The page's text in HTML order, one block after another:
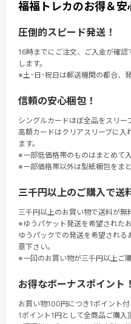
福福トレカのお得＆安
圧倒的スピード発送！
16時までにご注文、ご入金が確
します。
※土･日･祝日は郵送機関の都合、
信頼の安心梱包！
シングルカードほぼ全品をスリー
高額カードはクリアスリーブに
ます。
※一部低価格帯のものはまとめて
※一部価格帯以外は型紙梱包をま
三千円以上のご購入で送
三千円以上のお買い物で送料が無
※ゆうパケット発送を希望された
ゆうパックでの発送を希望され
意下さい。
※一回のお買い物が三千円以上ご
お得なボーナスポイント！
お買い物100円につき1ポイント付
1ポイント1円として全商品ご購入